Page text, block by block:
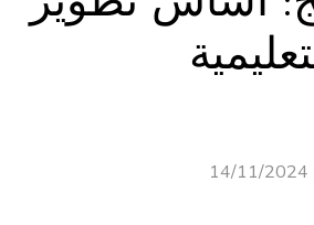
14/11/2024